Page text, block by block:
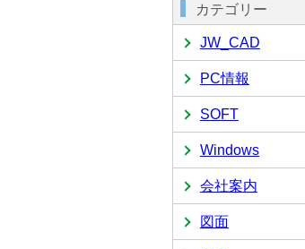
カテゴリー
JW_CAD
PC情報
SOFT
Windows
会社案内
図面